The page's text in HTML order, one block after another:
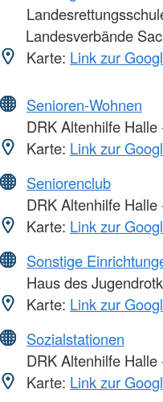
Landesverbände
Karte: Link zur
Senioren-Wohnen
DRK Altenhilfe
Karte: Link zur
Seniorenclub
DRK Altenhilfe
Karte: Link zur
Sonstige
Haus des
Karte: Link zur
Sozialstationen
DRK Altenhilfe
Karte: Link zur